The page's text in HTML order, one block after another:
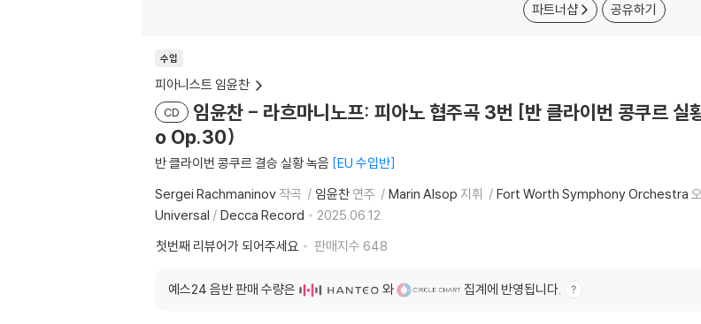
파트너샵 공유하기
수입
피아니스트 임윤찬
CD
임윤찬 - 라흐마니노프: 피아노 협주곡 3번 [반 클라이번 콩쿠
o Op.30)
반 클라이번 콩쿠르 결승 실황 녹음 EU 수입반
Sergei Rachmaninov 작곡 임윤찬 연주 Marin Alsop 지휘 Fort Worth Symphony Orchestra
Universal / Decca Record
2025.06.12.
첫번째 리뷰어가 되어주세요
판매지수 648
예스24 음반 판매 수량은 와 집계에 반영됩니다.